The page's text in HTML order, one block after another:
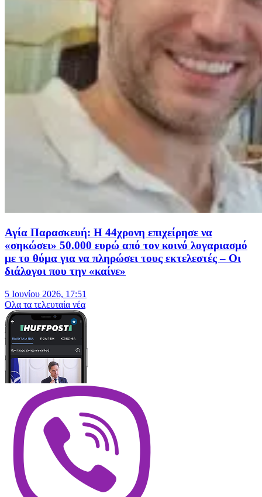
Αγία Παρασκευή: Η 44χρονη επιχείρησε να
«σηκώσει» 50.000 ευρώ από τον κοινό λογαριασμό
με το θύμα για να πληρώσει τους εκτελεστές – Οι
διάλογοι που την «καίνε»
5 Ιουνίου 2026, 17:51
Oλα τα τελευταία νέα